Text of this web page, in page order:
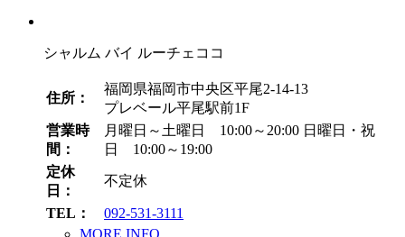
シャルム バイ ルーチェココ
住所：
福岡県福岡市中央区平尾2-14-13
プレベール平尾駅前1F
営業時
間：
月曜日～土曜日 10:00～20:00 日曜日・祝
日 10:00～19:00
定休
日：
不定休
TEL：
092-531-3111